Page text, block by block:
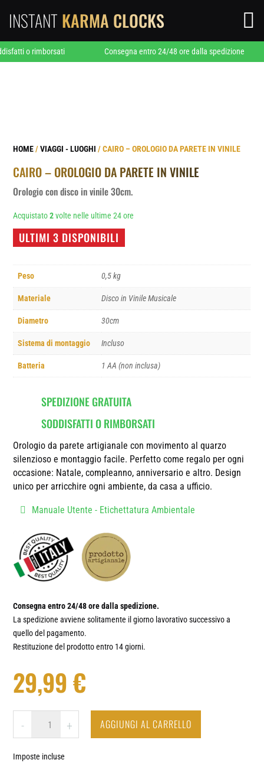
INSTANT KARMA CLOCKS 
o rimborsati Consegna entro 24/48 ore dalla spedizione
HOME/VIAGGI - LUOGHI / CAIRO – OROLOGIO DA PARETE IN VINILE
CAIRO – OROLOGIO DA PARETE IN VINILE
Orologio con disco in vinile 30cm.
Acquistato2volte nelle ultime 24 ore
ULTIMI 3 DISPONIBILI
Peso 0,5 kg
Materiale Disco in Vinile Musicale
Diametro 30cm
Sistema di montaggio Incluso
Batteria 1 AA (non inclusa)
SPEDIZIONE GRATUITA
SODDISFATTI O RIMBORSATI
Orologio da parete artigianale con movimento al quarzo
silenzioso e montaggio facile. Perfetto come regalo per ogni
occasione: Natale, compleanno, anniversario e altro. Design
unico per arricchire ogni ambiente, da casa a ufficio.
Manuale Utente - Etichettatura Ambientale
Consegna entro 24/48 ore dalla spedizione.
La spedizione avviene solitamente il giorno lavorativo successivo a
quello del pagamento.
Restituzione del prodotto entro 14 giorni.
29,99€
DA
- + AGGIUNGI AL CARRELLO
Imposte incluse